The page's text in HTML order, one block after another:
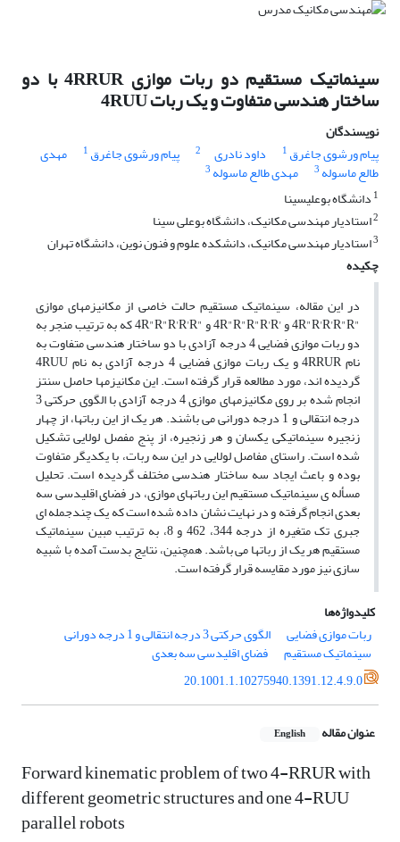
سینماتیک مستقیم دو ربات موازی 4RRUR با دو
ساختار هندسی متفاوت و یک ربات 4RUU
نویسندگان
پیام ورشوی جاغرق 1 داود نادری 2 پیام ورشوی جاغرق 1 مهدی
طالع ماسوله 3 مهدی طالع ماسوله 3
1 دانشگاه بوعلی⁯سینا
2استادیار مهندسی مکانیک، دانشگاه بوعلی سینا
3استادیار مهندسی مکانیک، دانشکده علوم و فنون نوین، دانشگاه تهران
چکیده
در این مقاله، سینماتیک مستقیم حالت خاصی از مکانیزمهای موازی
"4R"R'R'R"R و '4R"R"R"R'R و "4R"R"R'R'R که به ترتیب منجر به
دو ربات موازی فضایی 4 درجه آزادی با دو ساختار هندسی متفاوت به
نام 4RRUR و یک ربات موازی فضایی 4 درجه آزادی به نام 4RUU
گردیده اند، مورد مطالعه قرار گرفته است. این مکانیزمها حاصل سنتز
انجام شده بر روی مکانیزمهای موازی 4 درجه آزادی با الگوی حرکتی 3
درجه انتقالی و 1 درجه دورانی می باشند. هر یک از این رباتها، از چهار
زنجیره سینماتیکی یکسان و هر زنجیره، از پنج مفصل لولایی تشکیل
شده است. راستای مفاصل لولایی در این سه ربات، با یکدیگر متفاوت
بوده و باعث ایجاد سه ساختار هندسی مختلف گردیده است. تحلیل
مسأله ی سینماتیک مستقیم این رباتهای موازی، در فضای اقلیدسی سه
بعدی انجام گرفته و در نهایت نشان داده شده است که یک چندجمله ای
جبری تک متغیره از درجه 344، 462 و 8، به ترتیب مبین سینماتیک
مستقیم هر یک از رباتها می باشد. همچنین، نتایج بدست آمده با شبیه
سازی نیز مورد مقایسه قرار گرفته است.
کلیدواژه‌ها
ربات موازی فضایی
الگوی حرکتی 3 درجه انتقالی و 1 درجه دورانی
سینماتیک مستقیم
فضای اقلیدسی سه بعدی
20.1001.1.10275940.1391.12.4.9.0
عنوان مقاله English
Forward kinematic problem of two 4-RRUR with
different geometric structures and one 4-RUU
parallel robots